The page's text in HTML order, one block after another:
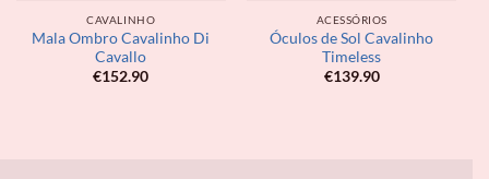
CAVALINHO
Mala Ombro Cavalinho Di
Cavallo
€152.90
ACESSÓRIOS
Óculos de Sol Cavalinho
Timeless
€139.90